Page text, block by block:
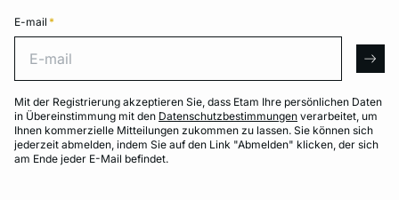
E-mail *
Mit der Registrierung akzeptieren Sie, dass Etam Ihre persönlichen Daten
in Übereinstimmung mit den Datenschutzbestimmungen verarbeitet, um
Ihnen kommerzielle Mitteilungen zukommen zu lassen. Sie können sich
jederzeit abmelden, indem Sie auf den Link "Abmelden" klicken, der sich
am Ende jeder E-Mail befindet.